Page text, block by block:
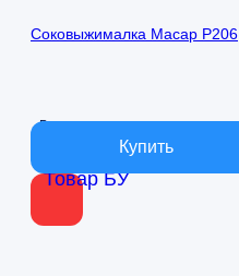
Товар БУ
составляла
6
Соковыжималка Macap P206
В наличии